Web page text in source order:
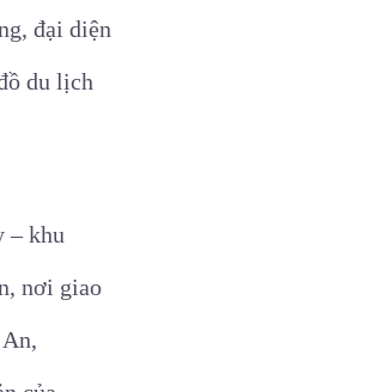
đại diện
du lịch
– khu
nơi giao